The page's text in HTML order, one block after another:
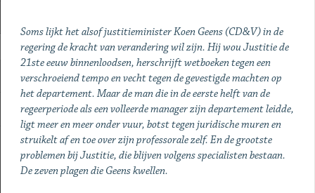
Soms lijkt het alsof justitieminister Koen Geens (CD&V) in de
regering de kracht van verandering wil zijn. Hij wou Justitie de
21ste eeuw binnenloodsen, herschrijft wetboeken tegen een
verschroeiend tempo en vecht tegen de gevestigde machten op
het departement. Maar de man die in de eerste helft van de
regeerperiode als een volleerde manager zijn departement leidde,
ligt meer en meer onder vuur, botst tegen juridische muren en
struikelt af en toe over zijn professorale zelf. En de grootste
problemen bij Justitie, die blijven volgens specialisten bestaan.
De zeven plagen die Geens kwellen.